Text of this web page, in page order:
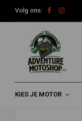
Volg ons:
KIES JE MOTOR
Slijtage
Home Slijtage Delen